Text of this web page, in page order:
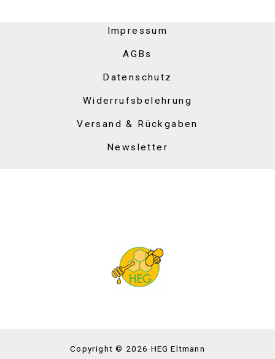
Impressum
AGBs
Datenschutz
Widerrufsbelehrung
Versand & Rückgaben
Newsletter
Copyright © 2026 HEG Eltmann